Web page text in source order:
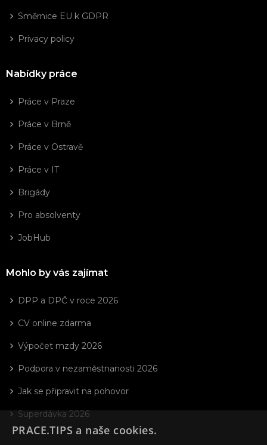
Směrnice EU k GDPR
Privacy policy
Nabídky práce
Práce v Praze
Práce v Brně
Práce v Ostravě
Práce v IT
Brigády
Pro absolventy
JobHub
Mohlo by vás zajímat
DPP a DPČ v roce 2026
CV online zdarma
Výpočet mzdy 2026
Podpora v nezaměstnanosti 2026
Jak se připravit na pohovor
Superdávka 2026
PRACE.TIPS a naše cookies.